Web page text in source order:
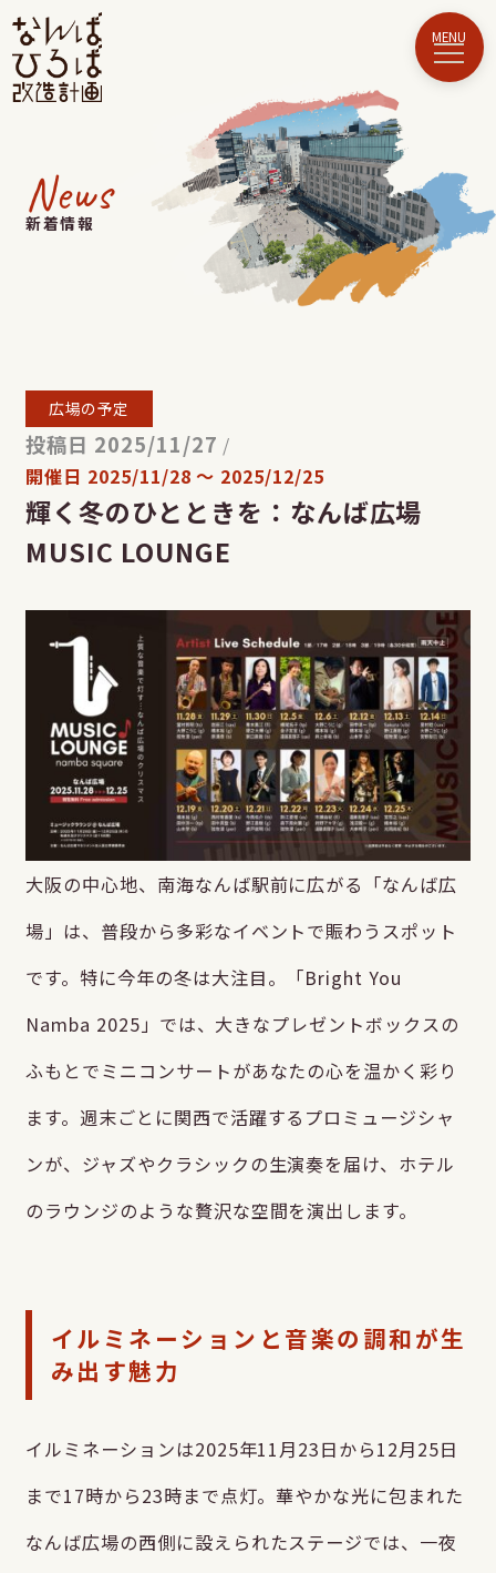
News
新着情報
広場の予定
投稿日 2025/11/27 /
開催日 2025/11/28 〜 2025/12/25
輝く冬のひとときを：なんば広場
MUSIC LOUNGE
大阪の中心地、南海なんば駅前に広がる「なんば広
場」は、普段から多彩なイベントで賑わうスポット
です。特に今年の冬は大注目。「Bright You
Namba 2025」では、大きなプレゼントボックスの
ふもとでミニコンサートがあなたの心を温かく彩り
ます。週末ごとに関西で活躍するプロミュージシャ
ンが、ジャズやクラシックの生演奏を届け、ホテル
のラウンジのような贅沢な空間を演出します。
イルミネーションと音楽の調和が生
み出す魅力
イルミネーションは2025年11月23日から12月25日
まで17時から23時まで点灯。華やかな光に包まれた
なんば広場の西側に設えられたステージでは、一夜